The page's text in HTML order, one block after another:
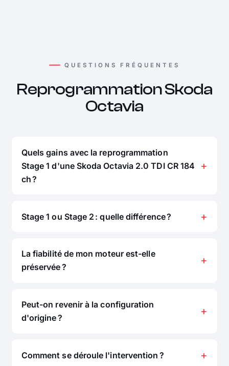
QUESTIONS FRÉQUENTES
Reprogrammation Skoda
Octavia
Quels gains avec la reprogrammation
Stage 1 d'une Skoda Octavia 2.0 TDI CR 184
ch ?
Stage 1 ou Stage 2 : quelle différence ?
La fiabilité de mon moteur est-elle
préservée ?
Peut-on revenir à la configuration
d'origine ?
Comment se déroule l'intervention ?